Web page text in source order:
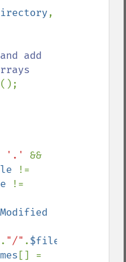
add
'.'
. "/" .$file